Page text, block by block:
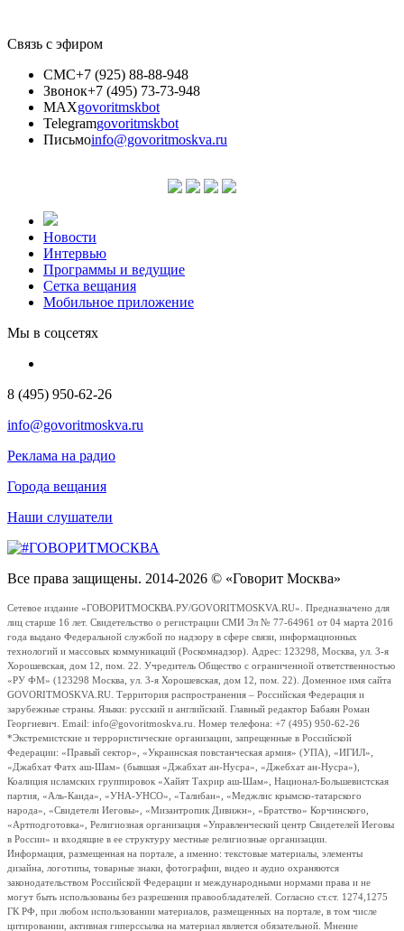
Связь с эфиром
СМС+7 (925) 88-88-948
Звонок+7 (495) 73-73-948
MAXgovoritmskbot
Telegramgovoritmskbot
Письмоinfo@govoritmoskva.ru
Новости
Интервью
Программы и ведущие
Сетка вещания
Мобильное приложение
Мы в соцсетях
8 (495) 950-62-26
info@govoritmoskva.ru
Реклама на радио
Города вещания
Наши слушатели
Все права защищены. 2014-2026 © «Говорит Москва»
Сетевое издание «ГОВОРИТМОСКВА.РУ/GOVORITMOSKVA.RU». Предназначено для
лиц старше 16 лет. Свидетельство о регистрации СМИ Эл № 77-64961 от 04 марта 2016
года выдано Федеральной службой по надзору в сфере связи, информационных
технологий и массовых коммуникаций (Роскомнадзор). Адрес: 123298, Москва, ул. 3-я
Хорошевская, дом 12, пом. 22. Учредитель Общество с ограниченной ответственностью
«РУ ФМ» (123298 Москва, ул. 3-я Хорошевская, дом 12, пом. 22). Доменное имя сайта
GOVORITMOSKVA.RU. Территория распространения – Российская Федерация и
зарубежные страны. Языки: русский и английский. Главный редактор Бабаян Роман
Георгиевич. Email: info@govoritmoskva.ru. Номер телефона: +7 (495) 950-62-26
*Экстремистские и террористические организации, запрещенные в Российской
Федерации: «Правый сектор», «Украинская повстанческая армия» (УПА), «ИГИЛ»,
«Джабхат Фатх аш-Шам» (бывшая «Джабхат ан-Нусра», «Джебхат ан-Нусра»),
Коалиция исламских группировок «Хайят Тахрир аш-Шам», Национал-Большевистская
партия, «Аль-Каида», «УНА-УНСО», «Талибан», «Меджлис крымско-татарского
народа», «Свидетели Иеговы», «Мизантропик Дивижн», «Братство» Корчинского,
«Артподготовка», Религиозная организация «Управленческий центр Свидетелей Иеговы
в России» и входящие в ее структуру местные религиозные организации.
Информация, размещенная на портале, а именно: текстовые материалы, элементы
дизайна, логотипы, товарные знаки, фотографии, видео и аудио охраняются
законодательством Российской Федерации и международными нормами права и не
могут быть использованы без разрешения правообладателей. Согласно ст.ст. 1274,1275
ГК РФ, при любом использовании материалов, размещенных на портале, в том числе
цитировании, активная гиперссылка на материал является обязательной. Мнение